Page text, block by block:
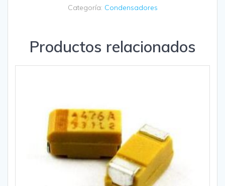
Categoría: Condensadores
Productos relacionados